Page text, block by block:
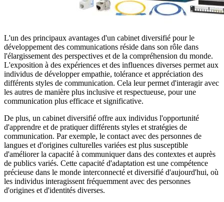
L'un des principaux avantages d'un cabinet diversifié pour le
développement des communications réside dans son rôle dans
l'élargissement des perspectives et de la compréhension du monde.
L'exposition à des expériences et des influences diverses permet aux
individus de développer empathie, tolérance et appréciation des
différents styles de communication. Cela leur permet d'interagir avec
les autres de manière plus inclusive et respectueuse, pour une
communication plus efficace et significative.
De plus, un cabinet diversifié offre aux individus l'opportunité
d'apprendre et de pratiquer différents styles et stratégies de
communication. Par exemple, le contact avec des personnes de
langues et d'origines culturelles variées est plus susceptible
d'améliorer la capacité à communiquer dans des contextes et auprès
de publics variés. Cette capacité d'adaptation est une compétence
précieuse dans le monde interconnecté et diversifié d'aujourd'hui, où
les individus interagissent fréquemment avec des personnes
d'origines et d'identités diverses.